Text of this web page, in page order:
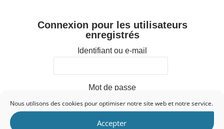
Nous utilisons des cookies pour optimiser notre site web et notre service.
Accepter
Connexion pour les utilisateurs
enregistrés
Identifiant ou e-mail
Mot de passe
Prouvez que vous êtes humain :